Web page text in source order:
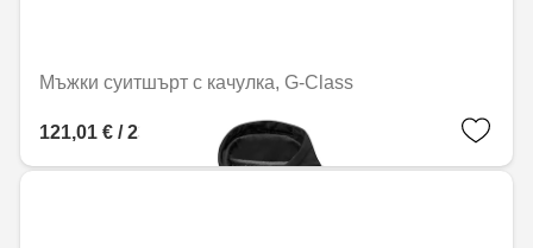
Мъжки суитшърт с качулка, G-Class
121,01 € / 236,67 лв.